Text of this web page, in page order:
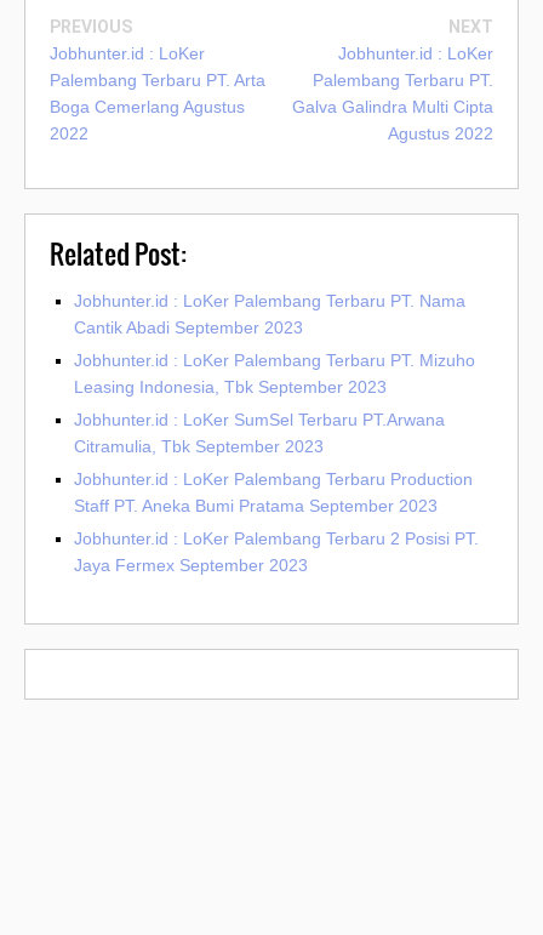
PREVIOUS
Jobhunter.id : LoKer
Palembang Terbaru PT. Arta
Boga Cemerlang Agustus
2022
NEXT
Jobhunter.id : LoKer
Palembang Terbaru PT.
Galva Galindra Multi Cipta
Agustus 2022
Related Post:
Jobhunter.id : LoKer Palembang Terbaru PT. Nama
Cantik Abadi September 2023
Jobhunter.id : LoKer Palembang Terbaru PT. Mizuho
Leasing Indonesia, Tbk September 2023
Jobhunter.id : LoKer SumSel Terbaru PT.Arwana
Citramulia, Tbk September 2023
Jobhunter.id : LoKer Palembang Terbaru Production
Staff PT. Aneka Bumi Pratama September 2023
Jobhunter.id : LoKer Palembang Terbaru 2 Posisi PT.
Jaya Fermex September 2023